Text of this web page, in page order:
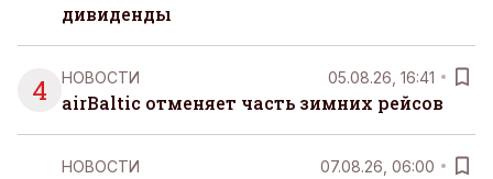
дивиденды
4 НОВОСТИ 05.08.26, 16:41
airBaltic отменяет часть зимних рейсов
НОВОСТИ 07.08.26, 06:00